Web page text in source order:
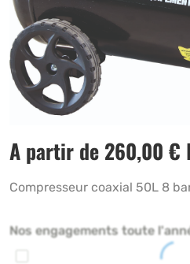
A partir de 260,00 €
Compresseur coaxial 50L 8
Nos engagements toute